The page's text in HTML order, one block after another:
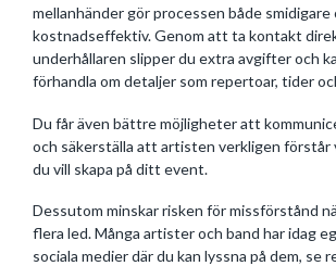
mellanhänder gör processen både smidigare
kostnadseffektiv. Genom att ta kontakt
underhållaren slipper du extra avgifter och
förhandla om detaljer som repertoar, tider
Du får även bättre möjligheter att
och säkerställa att artisten verkligen förstår
du vill skapa på ditt event.
Dessutom minskar risken för missförstånd
flera led. Många artister och band har idag
sociala medier där du kan lyssna på dem, se